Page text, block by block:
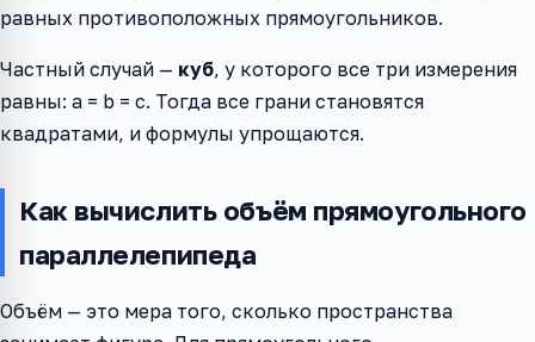
равных противоположных прямоугольников.
Частный случай — куб, у которого все три измерения
равны: a = b = c. Тогда все грани становятся
квадратами, и формулы упрощаются.
Как вычислить объём прямоугольного
параллелепипеда
Объём — это мера того, сколько пространства